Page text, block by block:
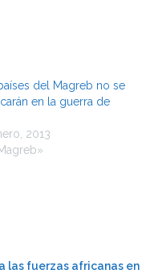
del Magreb no se
en la guerra de
2013
las fuerzas africanas en